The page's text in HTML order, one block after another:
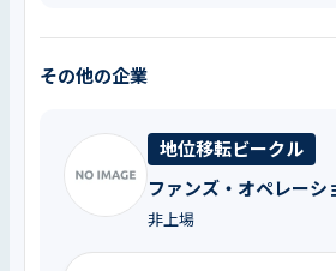
その他の企業
地位移転ビークル
ファンズ・オペレーシ
非上場